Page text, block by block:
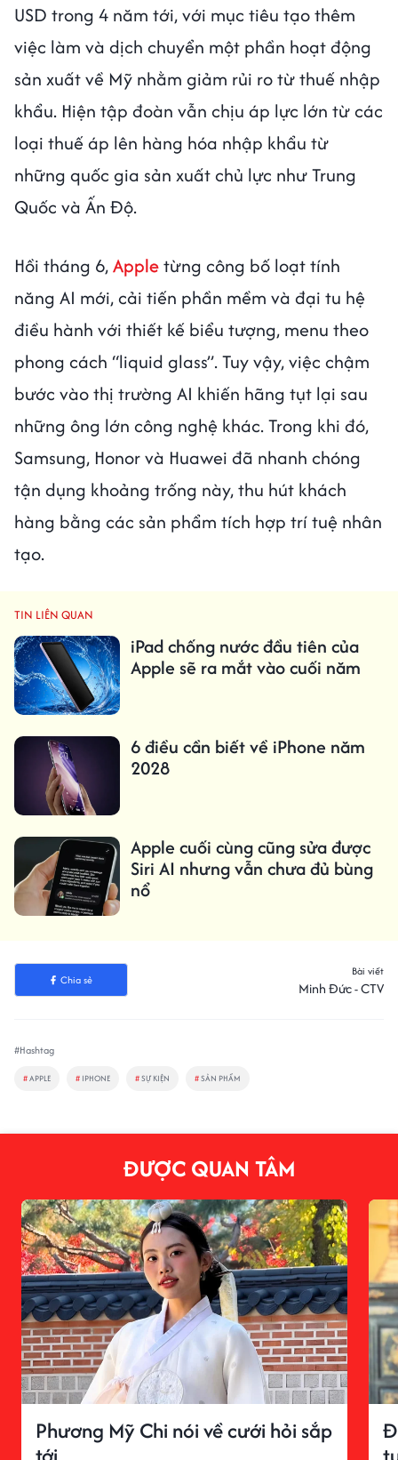
USD trong 4 năm tới, với mục tiêu tạo thêm
việc làm và dịch chuyển một phần hoạt động
sản xuất về Mỹ nhằm giảm rủi ro từ thuế nhập
khẩu. Hiện tập đoàn vẫn chịu áp lực lớn từ các
loại thuế áp lên hàng hóa nhập khẩu từ
những quốc gia sản xuất chủ lực như Trung
Quốc và Ấn Độ.
Hồi tháng 6,Appletừng công bố loạt tính
năng AI mới, cải tiến phần mềm và đại tu hệ
điều hành với thiết kế biểu tượng, menu theo
phong cách “liquid glass”. Tuy vậy, việc chậm
bước vào thị trường AI khiến hãng tụt lại sau
những ông lớn công nghệ khác. Trong khi đó,
Samsung, Honor và Huawei đã nhanh chóng
tận dụng khoảng trống này, thu hút khách
hàng bằng các sản phẩm tích hợp trí tuệ nhân
tạo.
TIN LIÊN QUAN
iPad chống nước đầu tiên của
Apple sẽ ra mắt vào cuối năm
6 điều cần biết về iPhone năm
2028
Apple cuối cùng cũng sửa được
Siri AI nhưng vẫn chưa đủ bùng
nổ
Chia sẻ
Bài viết
Minh Đức - CTV
#Hashtag
#APPLE # IPHONE #SỰ KIỆN #SẢN PHẨM
ĐƯỢC QUAN TÂM
Phương Mỹ Chi nói về cưới hỏi sắp